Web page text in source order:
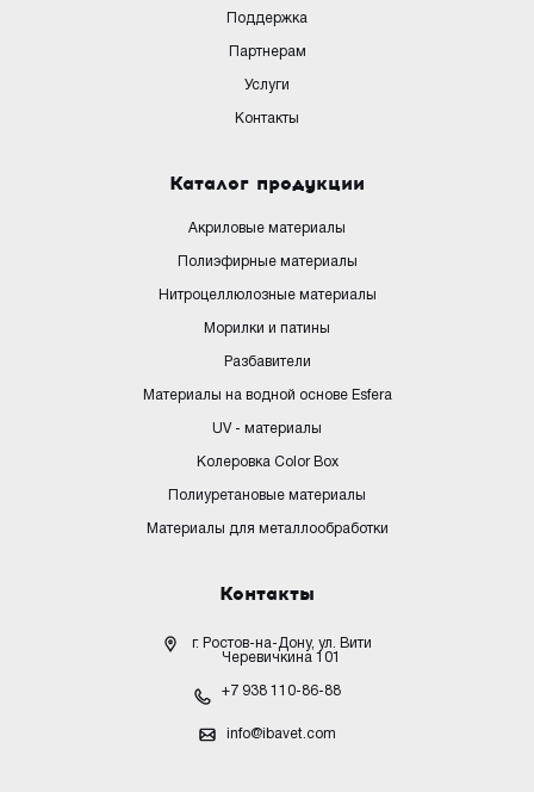
Поддержка
Партнерам
Услуги
Контакты
Каталог продукции
Акриловые материалы
Полиэфирные материалы
Нитроцеллюлозные материалы
Морилки и патины
Разбавители
Материалы на водной основе Esfera
UV - материалы
Колеровка Color Box
Полиуретановые материалы
Материалы для металлообработки
Контакты
г. Ростов-на-Дону, ул. Вити
Черевичкина 101
+7 938 110-86-88
info@ibavet.com